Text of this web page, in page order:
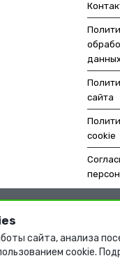
сайта
cookie
сайта, анализа
cookie.